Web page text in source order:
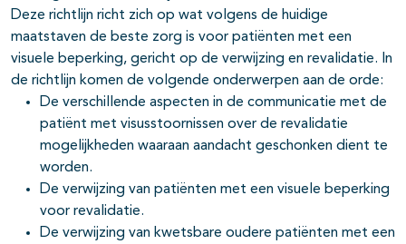
Revalidatie interventies voor kinderen van
0-4 met een visuele beperking
18-12-2025
Deze richtlijn richt zich op wat volgens de huidige
maatstaven de beste zorg is voor patiënten met een
visuele beperking, gericht op de verwijzing en revalidatie. In
de richtlijn komen de volgende onderwerpen aan de orde:
De verschillende aspecten in de communicatie met de
patiënt met visusstoornissen over de revalidatie
mogelijkheden waaraan aandacht geschonken dient te
worden.
De verwijzing van patiënten met een visuele beperking
voor revalidatie.
De verwijzing van kwetsbare oudere patiënten met een